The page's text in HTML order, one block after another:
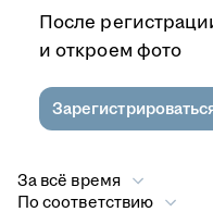
После
и откроем фото
За всё время
По соответствию